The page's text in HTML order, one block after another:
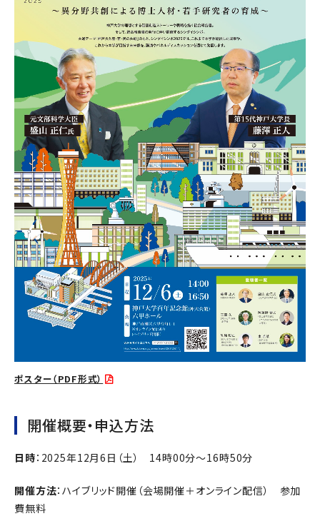
ポスター（PDF形式）
開催概要・申込方法
日時：2025年12月6日（土） 14時00分～16時50分
開催方法：ハイブリッド開催（会場開催＋オンライン配信） 参加
費無料